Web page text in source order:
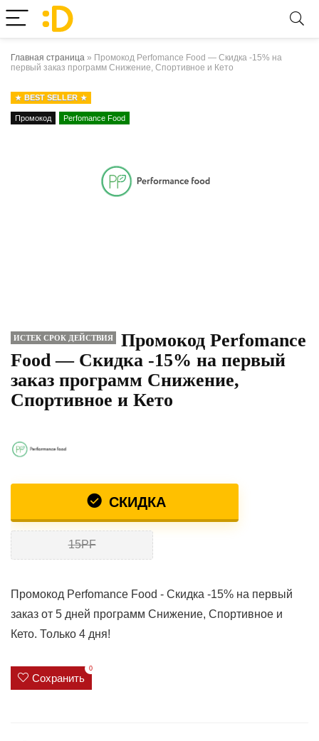
Главная страница » Промокод Perfomance Food — Скидка -15% на
первый заказ программ Снижение, Спортивное и Кето
BEST SELLER
Промокод Perfomance Food
ИСТЕК СРОК ДЕЙСТВИЯ
Промокод Perfomance
Food — Скидка -15% на первый
заказ программ Снижение,
Спортивное и Кето
СКИДКА
15PF
Промокод Perfomance Food - Скидка -15% на первый
заказ от 5 дней программ Снижение, Спортивное и
Кето. Только 4 дня!
Сохранить
0